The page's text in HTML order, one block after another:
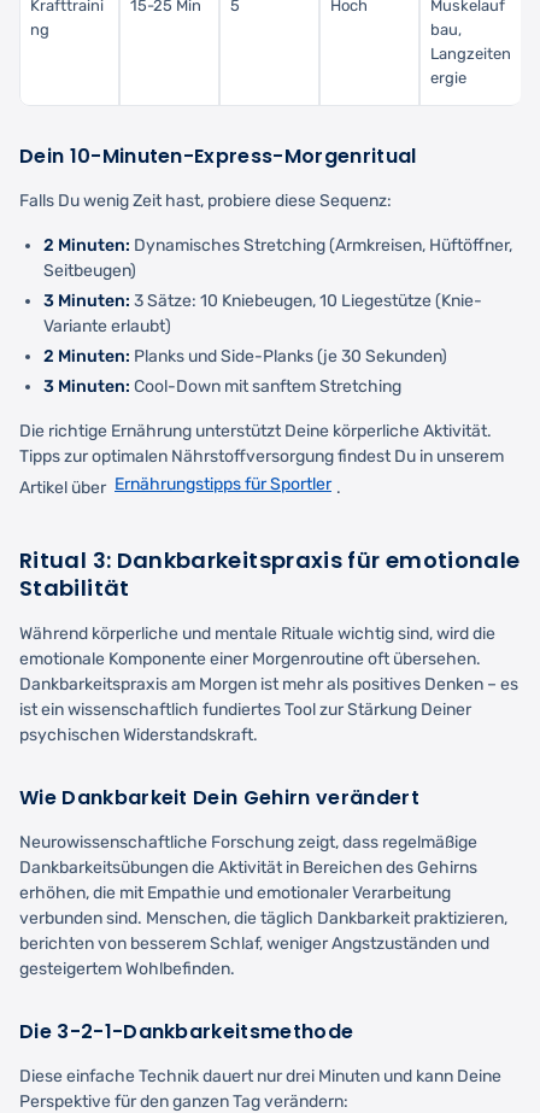
Krafttraini
ng
15-25 Min 5 Hoch
Muskelauf
bau,
Langzeiten
ergie
Dein 10-Minuten-Express-Morgenritual
Falls Du wenig Zeit hast, probiere diese Sequenz:
2 Minuten: Dynamisches Stretching (Armkreisen, Hüftöffner,
Seitbeugen)
3 Minuten: 3 Sätze: 10 Kniebeugen, 10 Liegestütze (Knie-
Variante erlaubt)
2 Minuten: Planks und Side-Planks (je 30 Sekunden)
3 Minuten: Cool-Down mit sanftem Stretching
Die richtige Ernährung unterstützt Deine körperliche Aktivität.
Tipps zur optimalen Nährstoffversorgung findest Du in unserem
Artikel über Ernährungstipps für Sportler .
Ritual 3: Dankbarkeitspraxis für emotionale
Stabilität
Während körperliche und mentale Rituale wichtig sind, wird die
emotionale Komponente einer Morgenroutine oft übersehen.
Dankbarkeitspraxis am Morgen ist mehr als positives Denken – es
ist ein wissenschaftlich fundiertes Tool zur Stärkung Deiner
psychischen Widerstandskraft.
Wie Dankbarkeit Dein Gehirn verändert
Neurowissenschaftliche Forschung zeigt, dass regelmäßige
Dankbarkeitsübungen die Aktivität in Bereichen des Gehirns
erhöhen, die mit Empathie und emotionaler Verarbeitung
verbunden sind. Menschen, die täglich Dankbarkeit praktizieren,
berichten von besserem Schlaf, weniger Angstzuständen und
gesteigertem Wohlbefinden.
Die 3-2-1-Dankbarkeitsmethode
Diese einfache Technik dauert nur drei Minuten und kann Deine
Perspektive für den ganzen Tag verändern: